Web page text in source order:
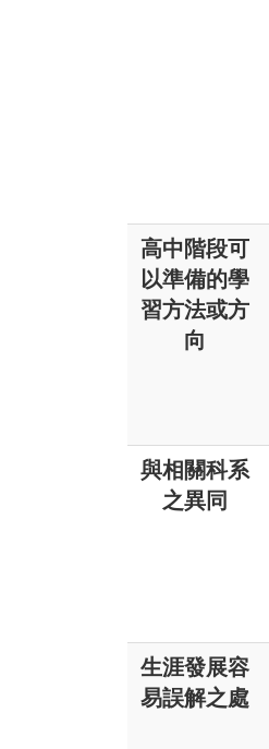
高中階段可
以準備的學
習方法或方
向
與相關科系
之異同
生涯發展容
易誤解之處